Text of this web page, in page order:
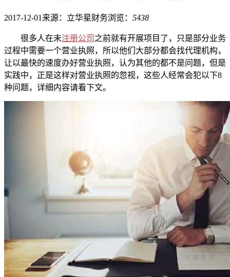
2017-12-01 来源：立华星财务浏览： 5438
很多人在未注册公司 之前就有开展项目了，只是部分业务
过程中需要一个营业执照，所以他们大部分都会找代理机构，
让以最快的速度办好营业执照，认为其他的都不是问题，但是
实践中，正是这样对营业执照的忽视，这些人经常会犯以下8
种问题，详细内容请看下文。